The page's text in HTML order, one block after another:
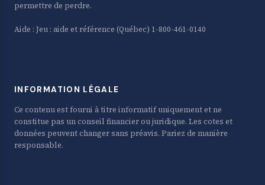
permettre de perdre.
Aide : Jeu : aide et référence (Québec) 1-800-461-0140
INFORMATION LÉGALE
Ce contenu est fourni à titre informatif uniquement et ne
constitue pas un conseil financier ou juridique. Les cotes et
données peuvent changer sans préavis. Pariez de manière
responsable.